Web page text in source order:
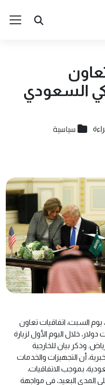
السعودي
سياسية
يوم السبت، اتفاقيات تعاون
إلى 110 مليارات دولار، خلال اليوم الأول لزيارة
وذكر بيان للخارجية
أن التجهيزات والخدمات
بموجب الاتفاقيات،
المدى البعيد، في مواجهة